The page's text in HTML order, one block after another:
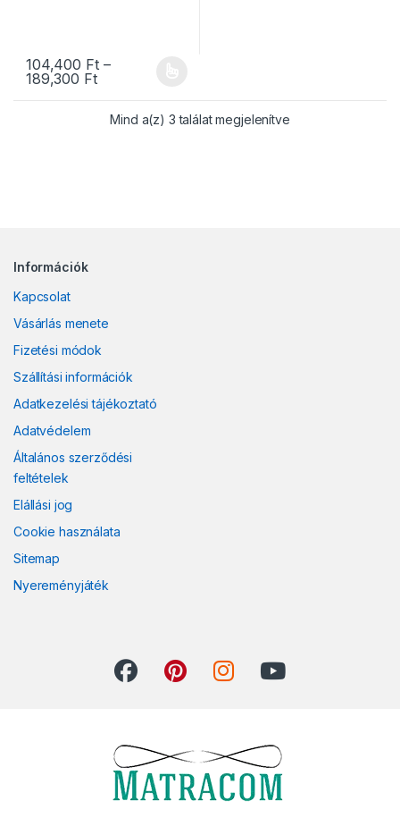
104,400 Ft –
189,300 FtÁrtartomány: 104,400 Ft - 189,300 Ft
Ennek a terméknek több variációja van. A változatok a
Mind a(z) 3 találat megjelenítveSorted by
Információk
Kapcsolat
Vásárlás menete
Fizetési módok
Szállítási információk
Adatkezelési tájékoztató
Adatvédelem
Általános szerződési
feltételek
Elállási jog
Cookie használata
Sitemap
Nyereményjáték